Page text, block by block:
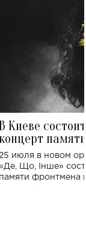
В Киеве
Клименко:
исполнят песни
25 июля в новом
«Де, Що, Інше»
памяти фронтмена